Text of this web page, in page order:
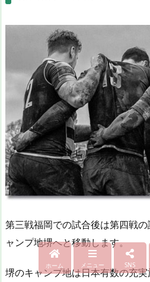
第三戦福岡での試合後は第四戦
ャンプ地堺へと移動します。
堺のキャンプ地は日本有数の充実
ホーム メニュー SNS